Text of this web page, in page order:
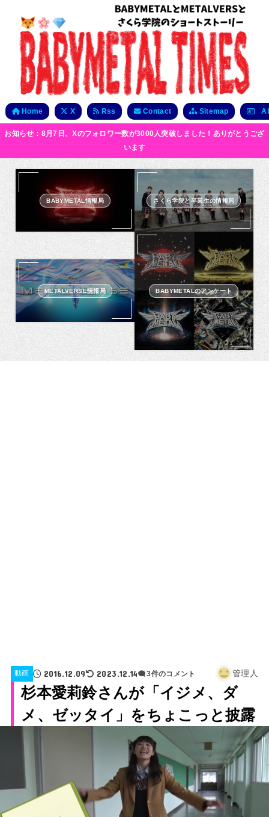
Home X Rss Contact Sitemap
お知らせ：8月7日、Xのフォロワー数が3000人突破しました！ありがとうござ
います
BABYMETAL情報局 さくら学院と卒業生の情報局
METALVERSE情報局 BABYMETALのアンケート
動画 2016.12.09 2023.12.14 3件のコメント 管理人
杉本愛莉鈴さんが「イジメ、ダ
メ、ゼッタイ」をちょこっと披露